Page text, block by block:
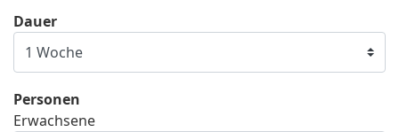
Dauer
Personen
Erwachsene